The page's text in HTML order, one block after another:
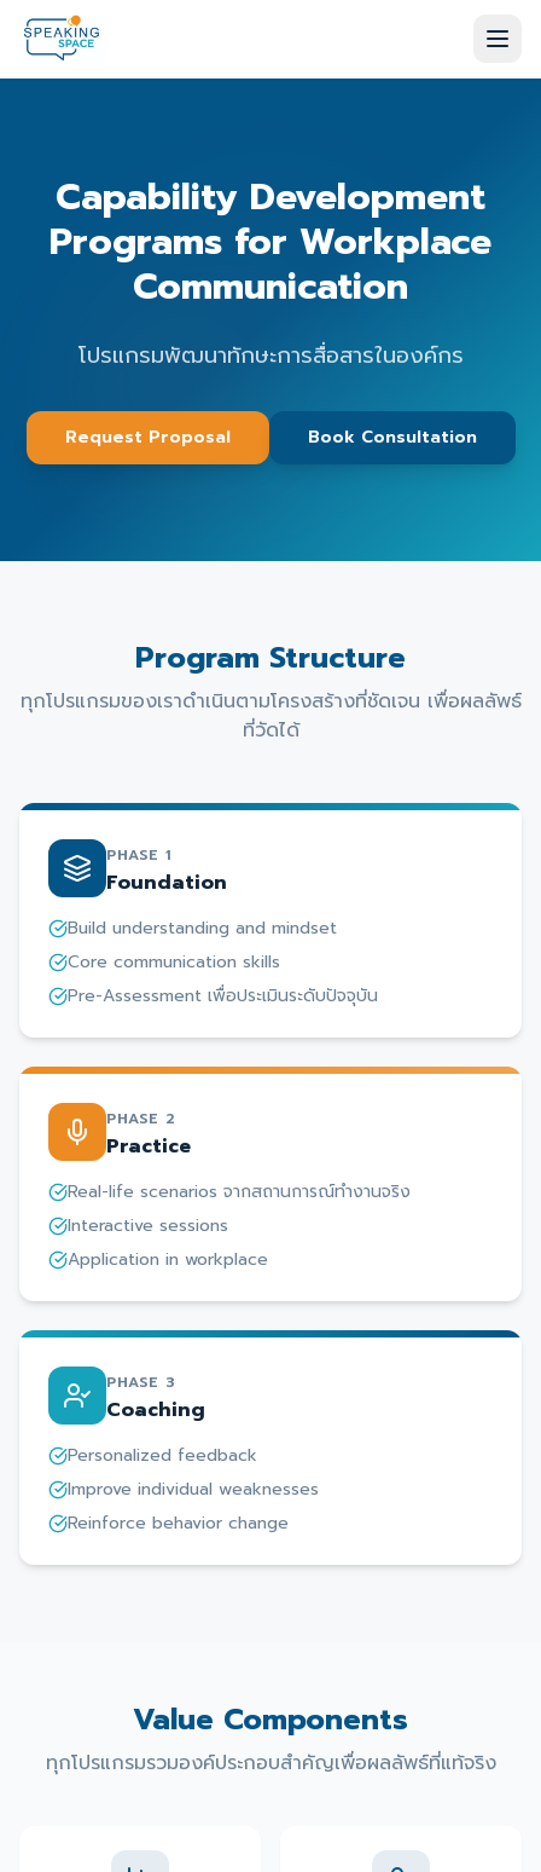
Capability Development
Programs for Workplace
Communication
โปรแกรมพัฒนาทักษะการสื่อสารในองค์กร
Request Proposal Book Consultation
Program Structure
ทุกโปรแกรมของเราดำเนินตามโครงสร้างที่ชัดเจน เพื่อผลลัพธ์
ที่วัดได้
PHASE 1
Foundation
Build understanding and mindset
Core communication skills
Pre-Assessment เพื่อประเมินระดับปัจจุบัน
PHASE 2
Practice
Real-life scenarios จากสถานการณ์ทำงานจริง
Interactive sessions
Application in workplace
PHASE 3
Coaching
Personalized feedback
Improve individual weaknesses
Reinforce behavior change
Value Components
ทุกโปรแกรมรวมองค์ประกอบสำคัญเพื่อผลลัพธ์ที่แท้จริง